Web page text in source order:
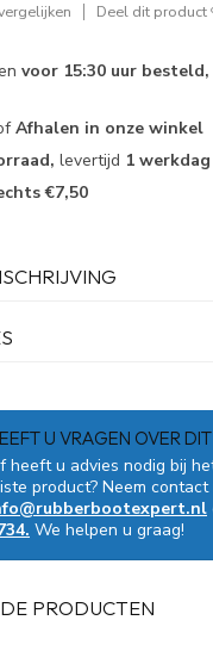
Deel dit product
voor 15:30 uur besteld,
Afhalen in onze winkel
levertijd 1 werkdag
€7,50
U VRAGEN OVER
heeft u advies nodig bij
product? Neem
We helpen u graag!
PRODUCTEN